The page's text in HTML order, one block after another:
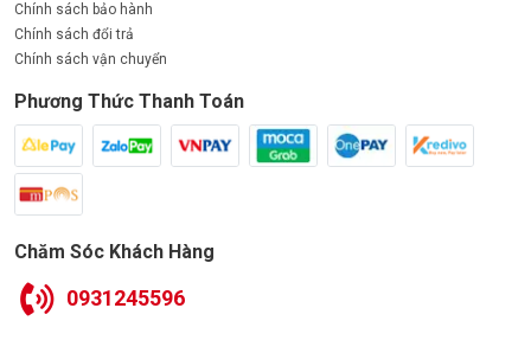
Chính sách bảo hành
Chính sách đổi trả
Chính sách vận chuyển
Phương Thức Thanh Toán
Chăm Sóc Khách Hàng
0931245596